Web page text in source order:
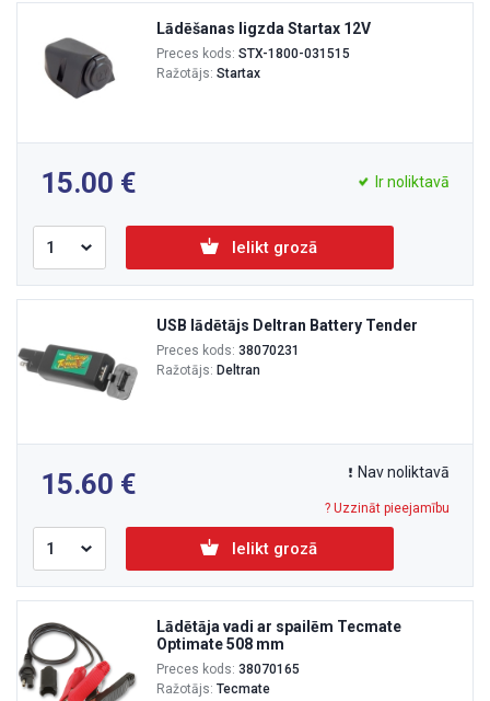
Lādēšanas ligzda Startax 12V
Preces kods: STX-1800-031515
Ražotājs: Startax
15.00 Ir noliktavā
Ielikt grozā
USB lādētājs Deltran Battery Tender
Preces kods: 38070231
Ražotājs: Deltran
15.60 Nav noliktavā
? Uzzināt pieejamību
Ielikt grozā
Lādētāja vadi ar spailēm Tecmate
Optimate 508 mm
Preces kods: 38070165
Ražotājs: Tecmate